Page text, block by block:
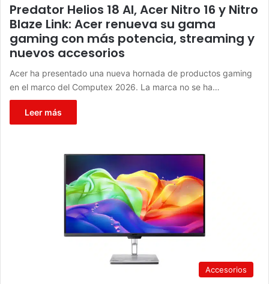
Predator Helios 18 AI, Acer Nitro 16 y Nitro
Blaze Link: Acer renueva su gama
gaming con más potencia, streaming y
nuevos accesorios
Acer ha presentado una nueva hornada de productos gaming
en el marco del Computex 2026. La marca no se ha…
Leer más
Accesorios